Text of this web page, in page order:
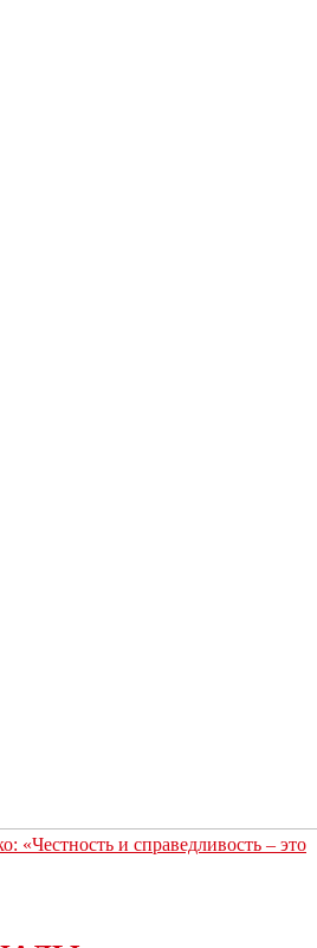
«Честность и справедливость – это